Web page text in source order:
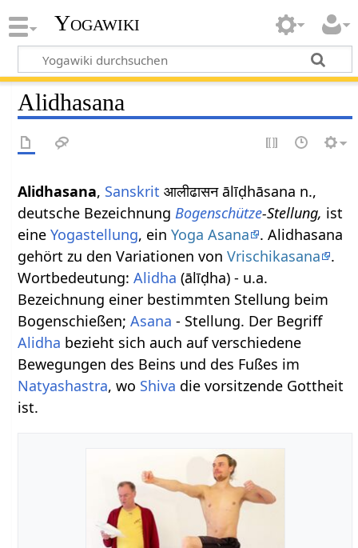
Yogawiki
Alidhasana
Alidhasana, Sanskrit आलीढासन ālīḍhāsana n.,
deutsche BezeichnungBogenschütze-Stellung, ist
eineYogastellung, einYoga Asana
. Alidhasana
gehört zu den Variationen vonVrischikasana
.
Wortbedeutung:Alidha (ālīḍha) - u.a.
Bezeichnung einer bestimmten Stellung beim
Bogenschießen;Asana - Stellung. Der Begriff
Alidha bezieht sich auch auf verschiedene
Bewegungen des Beins und des Fußes im
Natyashastra, wo Shiva die vorsitzende Gottheit
ist.